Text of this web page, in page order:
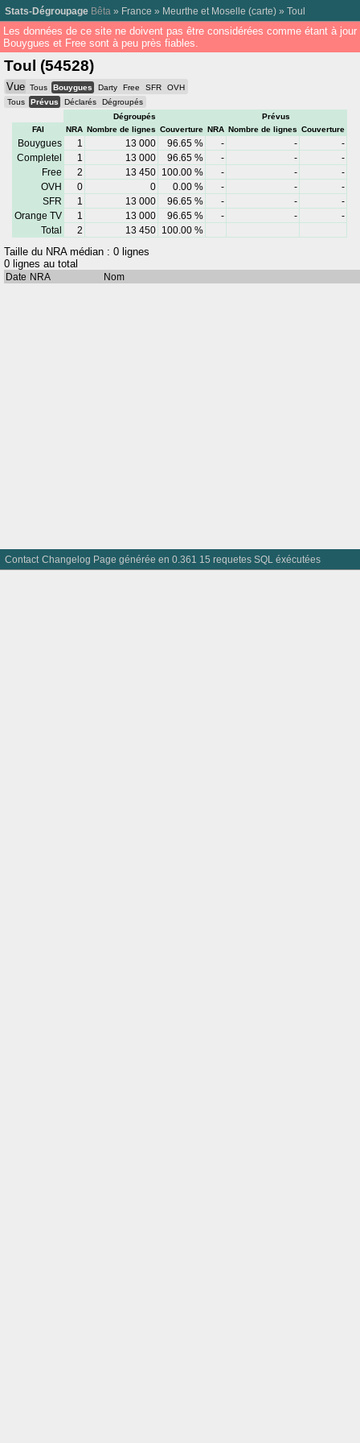
Stats-Dégroupage Bêta » France » Meurthe et Moselle (carte) » Toul
Les données de ce site ne doivent pas être considérées comme étant à
Bouygues et Free sont à peu près fiables.
Toul (54528)
Vue Tous Bouygues Darty Free SFR
OVH
Tous
Prévus Déclarés
Dégroupés
Dégroupés
Prévus
FAI
NRA Nombre de lignes Couverture NRA Nombre de lignes Couverture
Bouygues 1 13 000 96.65 % - -
-
Completel
1 13 000 96.65 % - -
-
Free
2 13 450 100.00 % - -
-
OVH
0 0 0.00 % - -
-
SFR
1 13 000 96.65 % - -
-
Orange TV
1 13 000 96.65 % - -
-
Total
2 13 450 100.00 %
Taille du NRA médian : 0 lignes
0 lignes au total
Date NRA Nom
Contact Changelog Page générée en 0.361 15 requetes SQL éxécutées